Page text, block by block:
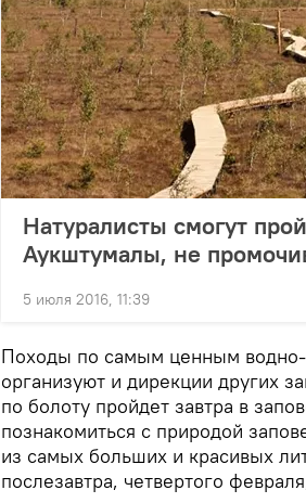
Натуралисты смогут
Аукштумалы, не
5 июля 2016, 11:39
Походы по самым ценным
организуют и дирекции других
по болоту пройдет завтра в
познакомиться с природой
из самых больших и красивых
послезавтра, четвертого